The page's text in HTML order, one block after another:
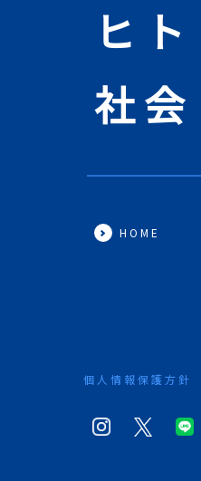
ヒト
社会
HOME
個人情報保護方針